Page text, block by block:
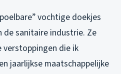
vochtige doekjes
sanitaire industrie. Ze
verstoppingen die ik
jaarlijkse maatschappelijke